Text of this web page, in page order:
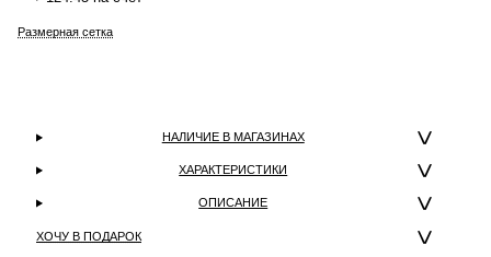
Размерная сетка
НАЛИЧИЕ В МАГАЗИНАХ
ХАРАКТЕРИСТИКИ
ОПИСАНИЕ
ХОЧУ В ПОДАРОК